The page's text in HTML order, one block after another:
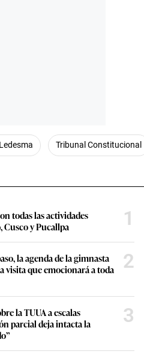
Tribunal Constitucional
todas las actividades
Cusco y Pucallpa
1
la agenda de la gimnasta
visita que emocionará a toda
2
la TUUA a escalas
parcial deja intacta la
3